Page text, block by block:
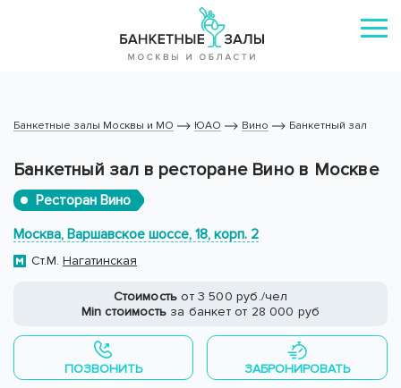
Банкетные залы Москвы и МО ЮАО Вино Банкетный зал
Банкетный зал в ресторане Вино в Москве
Ресторан Вино
Москва, Варшавское шоссе, 18, корп. 2
Ст.М. Нагатинская
Стоимость от 3 500 руб./чел
Min стоимость за банкет от 28 000 руб
ПОЗВОНИТЬ ЗАБРОНИРОВАТЬ